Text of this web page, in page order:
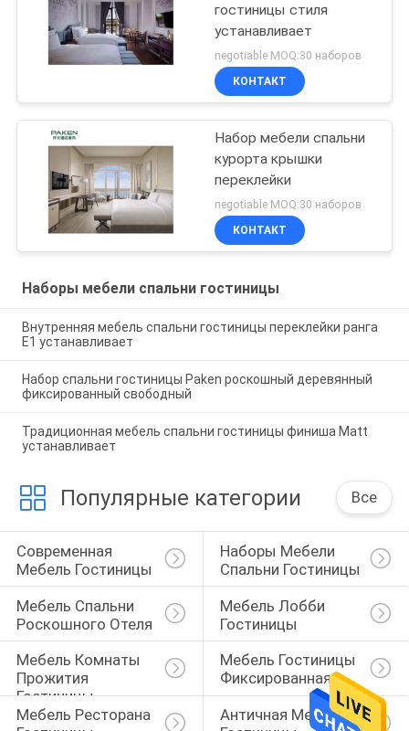
гостиницы стиля
устанавливает
negotiable MOQ:30 наборов
КОНТАКТ
Набор мебели спальни
курорта крышки
переклейки
negotiable MOQ:30 наборов
КОНТАКТ
Наборы мебели спальни гостиницы
Внутренняя мебель спальни гостиницы переклейки ранга
E1 устанавливает
Набор спальни гостиницы Paken роскошный деревянный
фиксированный свободный
Традиционная мебель спальни гостиницы финиша Matt
устанавливает
Популярные категории Все
Современная
Мебель Гостиницы
Наборы Мебели
Спальни Гостиницы
Мебель Спальни
Роскошного Отеля
Мебель Лобби
Гостиницы
Мебель Комнаты
Прожития
Гостиницы
Мебель Гостиницы
Фиксированная
Мебель Ресторана
Античная Мебель